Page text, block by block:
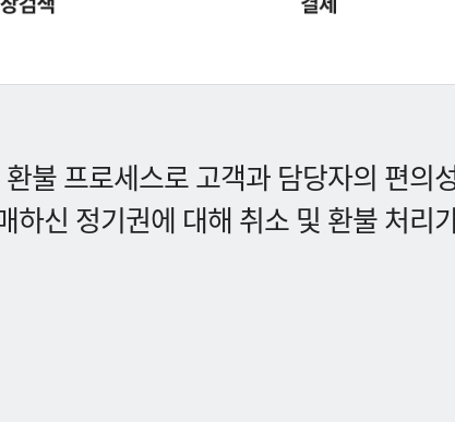
불 프로세스로 고객과 담당자의 편의
하신 정기권에 대해 취소 및 환불 처리